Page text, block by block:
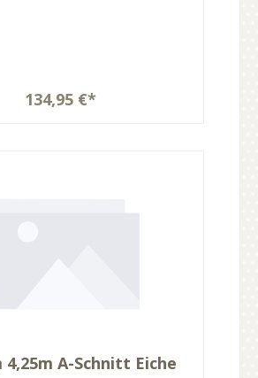
134,95 €*
4,25m A-Schnitt Eiche